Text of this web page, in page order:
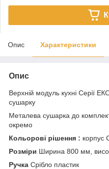
Опис Характеристики
Опис
Верхній модуль кухні Серії
сушарку
Металева сушарка до
окремо
Кольорові рішення : корпус
Розміри Ширина 800 мм,
Ручка Срібло пластик